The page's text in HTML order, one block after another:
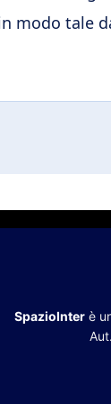
modo tale
SpazioInterè